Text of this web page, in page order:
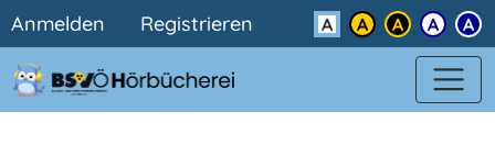
Direkt zum Inhalt
Benutzermenü
Anmelden Registrieren Kontrast